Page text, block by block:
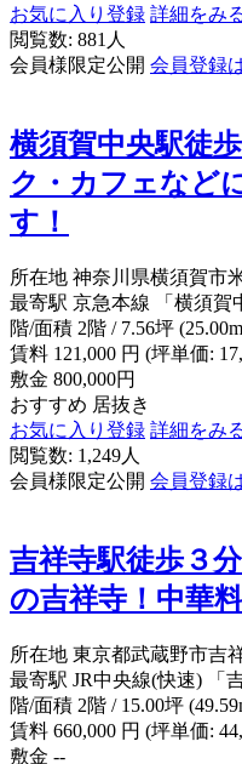
お気に入り登録 詳細をみ
閲覧数: 881人
会員様限定公開 会員登録
横須賀中央駅徒
ク・カフェなど
す！
所在地 神奈川県横須賀市
最寄駅 京急本線 「横須賀
階/面積 2階 / 7.56坪
賃料 121,000 円 (坪単価:
敷金 800,000円
おすすめ 居抜き
お気に入り登録 詳細をみ
閲覧数: 1,249人
会員様限定公開 会員登録
吉祥寺駅徒歩３
の吉祥寺！中華
所在地 東京都武蔵野市吉
最寄駅 JR中央線(快速) 「
階/面積 2階 / 15.00坪
賃料 660,000 円 (坪単価:
敷金 --